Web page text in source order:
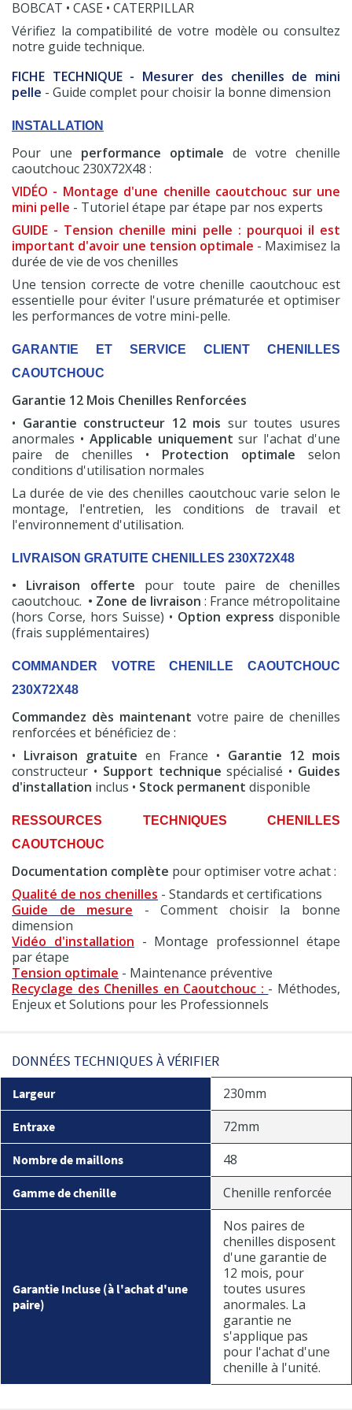
BOBCAT • CASE • CATERPILLAR
Vérifiez la compatibilité de votre modèle ou consultez
notre guide technique.
FICHE TECHNIQUE - Mesurer des chenilles de mini
pelle - Guide complet pour choisir la bonne dimension
INSTALLATION
Pour une performance optimale de votre chenille
caoutchouc 230X72X48 :
VIDÉO - Montage d'une chenille caoutchouc sur une
mini pelle - Tutoriel étape par étape par nos experts
GUIDE - Tension chenille mini pelle : pourquoi il est
important d'avoir une tension optimale - Maximisez la
durée de vie de vos chenilles
Une tension correcte de votre chenille caoutchouc est
essentielle pour éviter l'usure prématurée et optimiser
les performances de votre mini-pelle.
GARANTIE ET SERVICE CLIENT CHENILLES
CAOUTCHOUC
Garantie 12 Mois Chenilles Renforcées
• Garantie constructeur 12 mois sur toutes usures
anormales • Applicable uniquement sur l'achat d'une
paire de chenilles • Protection optimale selon
conditions d'utilisation normales
La durée de vie des chenilles caoutchouc varie selon le
montage, l'entretien, les conditions de travail et
l'environnement d'utilisation.
LIVRAISON GRATUITE CHENILLES 230X72X48
• Livraison offerte pour toute paire de chenilles
caoutchouc. • Zone de livraison : France métropolitaine
(hors Corse, hors Suisse) • Option express disponible
(frais supplémentaires)
COMMANDER VOTRE CHENILLE CAOUTCHOUC
230X72X48
Commandez dès maintenant votre paire de chenilles
renforcées et bénéficiez de :
• Livraison gratuite en France • Garantie 12 mois
constructeur • Support technique spécialisé • Guides
d'installation inclus • Stock permanent disponible
RESSOURCES TECHNIQUES CHENILLES
CAOUTCHOUC
Documentation complète pour optimiser votre achat :
Qualité de nos chenilles - Standards et certifications
Guide de mesure - Comment choisir la bonne
dimension
Vidéo d'installation - Montage professionnel étape
par étape
Tension optimale - Maintenance préventive
Recyclage des Chenilles en Caoutchouc : - Méthodes,
Enjeux et Solutions pour les Professionnels
DONNÉES TECHNIQUES À VÉRIFIER
Largeur 230mm
Entraxe 72mm
Nombre de maillons 48
Gamme de chenille Chenille renforcée
Garantie Incluse (à l'achat d'une
paire)
Nos paires de
chenilles disposent
d'une garantie de
12 mois, pour
toutes usures
anormales. La
garantie ne
s'applique pas
pour l'achat d'une
chenille à l'unité.